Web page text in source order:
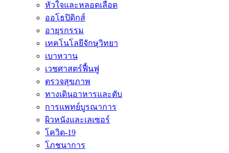
หัวใจและหลอดเลือด
ออโธปิดิกส์
อายุรกรรม
เทคโนโลยีจักษุวิทยา
เบาหวาน
เวชศาสตร์ฟื้นฟู
ตรวจสุขภาพ
ทางเดินอาหารและตับ
การแพทย์บูรณาการ
ผิวหนังและเลเซอร์
โควิด-19
โภชนาการ